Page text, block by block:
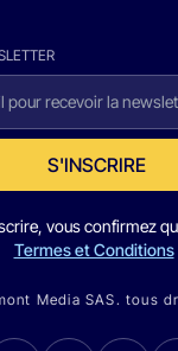
S'INSCRIRE
vous confirmez
Termes et Conditions
Media SAS. tous